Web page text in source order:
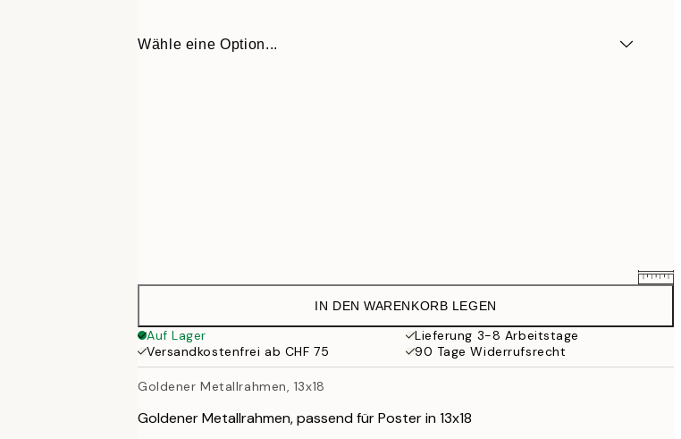
Wähle eine Option...
CHF 14.95
IN DEN WARENKORB LEGEN
Auf Lager
Lieferung 3-8 Arbeitstage
Versandkostenfrei ab CHF 75
90 Tage Widerrufsrecht
Goldener Metallrahmen, 13x18
Goldener Metallrahmen, passend für Poster in 13x18